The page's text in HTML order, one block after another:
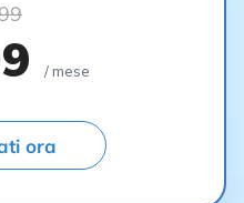
/ mese
ora